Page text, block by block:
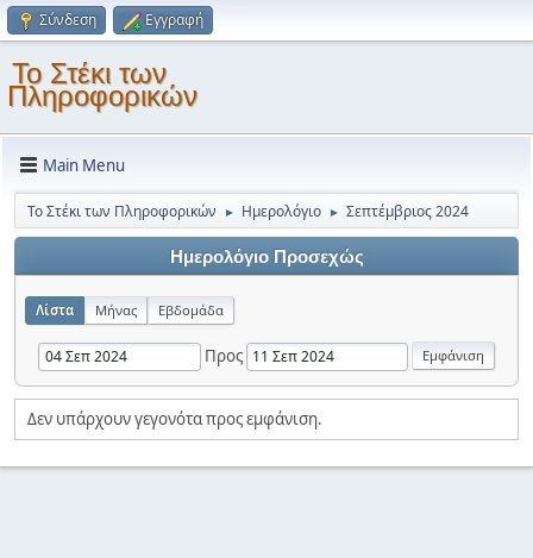
Σύνδεση Εγγραφή
Το Στέκι των
Πληροφορικών
Main Menu
Το Στέκι των Πληροφορικών ► Ημερολόγιο ► Σεπτέμβριος 2024
Ημερολόγιο Προσεχώς
Λίστα Μήνας Εβδομάδα
Προς
Δεν υπάρχουν γεγονότα προς εμφάνιση.